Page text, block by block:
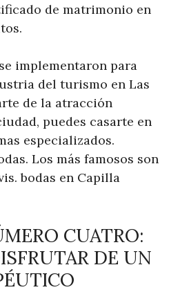
de matrimonio en
implementaron para
del turismo en Las
de la atracción
puedes casarte en
especializados.
Los más famosos son
bodas en Capilla
CUATRO:
DE UN